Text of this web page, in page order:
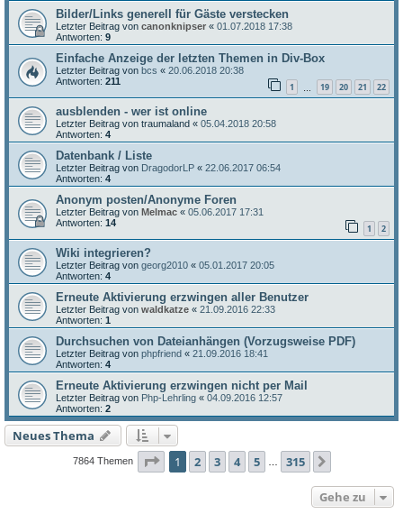
Bilder/Links generell für Gäste verstecken
Letzter Beitrag von canonknipser « 01.07.2018 17:38
Antworten: 9
Einfache Anzeige der letzten Themen in Div-Box
Letzter Beitrag von bcs « 20.06.2018 20:38
Antworten: 211 1 19 20 21 22
ausblenden - wer ist online
Letzter Beitrag von traumaland « 05.04.2018 20:58
Antworten: 4
Datenbank / Liste
Letzter Beitrag von DragodorLP « 22.06.2017 06:54
Antworten: 4
Anonym posten/Anonyme Foren
Letzter Beitrag von Melmac « 05.06.2017 17:31
Antworten: 14 1 2
Wiki integrieren?
Letzter Beitrag von georg2010 « 05.01.2017 20:05
Antworten: 4
Erneute Aktivierung erzwingen aller Benutzer
Letzter Beitrag von waldkatze « 21.09.2016 22:33
Antworten: 1
Durchsuchen von Dateianhängen (Vorzugsweise PDF)
Letzter Beitrag von phpfriend « 21.09.2016 18:41
Antworten: 4
Erneute Aktivierung erzwingen nicht per Mail
Letzter Beitrag von Php-Lehrling « 04.09.2016 12:57
Antworten: 2
Neues Thema
7864 Themen Seite 1von 315
1 2 3 4 5 315
Gehe zu